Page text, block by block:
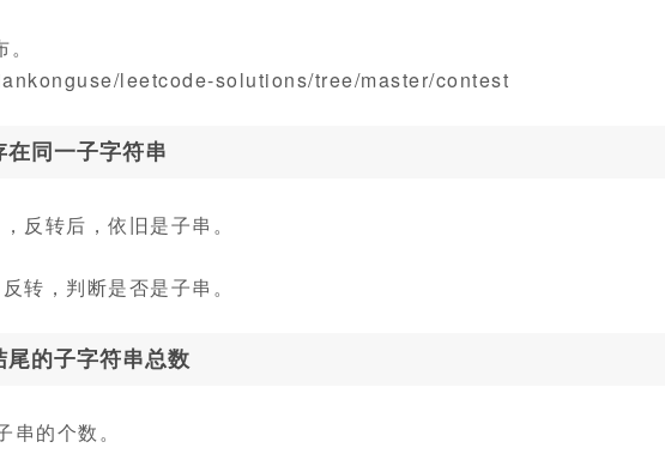
leetcode-solutions/tree/master/contest
同一子字符串
反转后，依旧是子串。
转，判断是否是子串。
的子字符串总数
的个数。